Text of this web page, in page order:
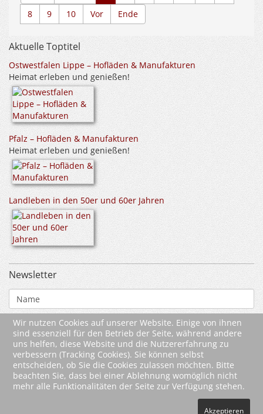
8
9 10 Vor Ende
Aktuelle Toptitel
Ostwestfalen Lippe – Hofläden & Manufakturen
Heimat erleben und genießen!
Pfalz – Hofläden & Manufakturen
Heimat erleben und genießen!
Landleben in den 50er und 60er Jahren
Newsletter
Wir nutzen Cookies auf unserer Website. Einige von ihnen
sind essenziell für den Betrieb der Seite, während andere
uns helfen, diese Website und die Nutzererfahrung zu
verbessern (Tracking Cookies). Sie können selbst
entscheiden, ob Sie die Cookies zulassen möchten. Bitte
beachten Sie, dass bei einer Ablehnung womöglich nicht
mehr alle Funktionalitäten der Seite zur Verfügung stehen.
Akzeptieren